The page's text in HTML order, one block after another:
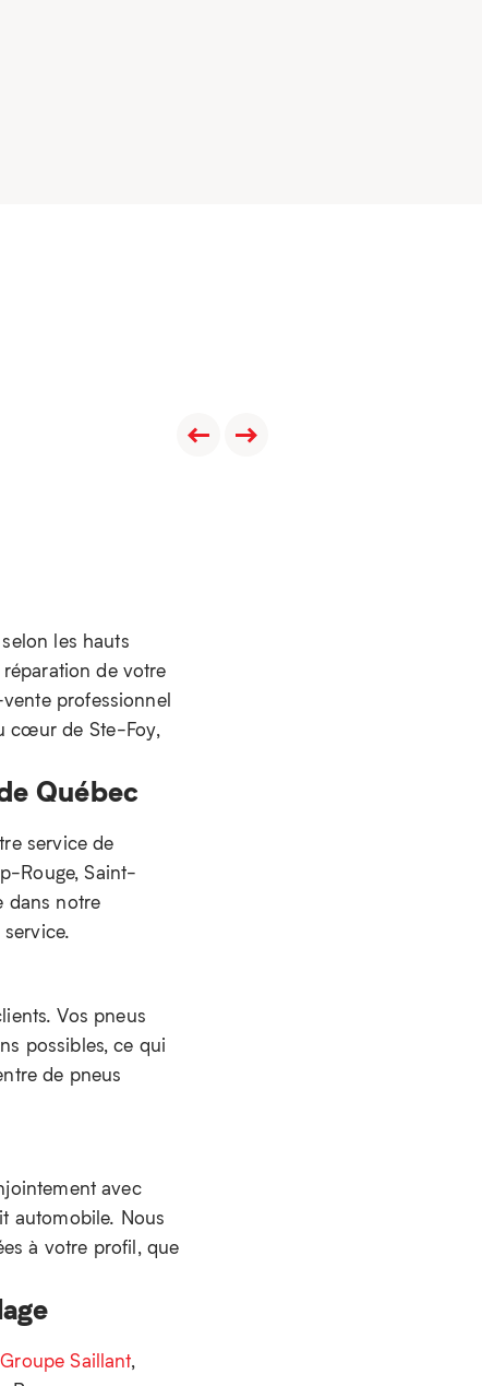
les hauts
réparation de votre
professionnel
cœur de Ste-Foy,
Québec
service de
Rouge, Saint-
dans notre
Vos pneus
possibles, ce qui
de pneus
avec
automobile. Nous
à votre profil, que
Saillant,